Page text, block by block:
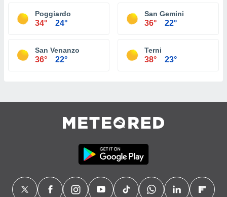
Poggiardo
34° 24°
San Gemini
36° 22°
San Venanzo
36° 22°
Terni
38° 23°